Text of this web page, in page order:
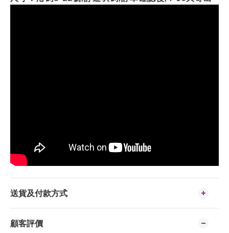
送貨及付款方式
顧客評價